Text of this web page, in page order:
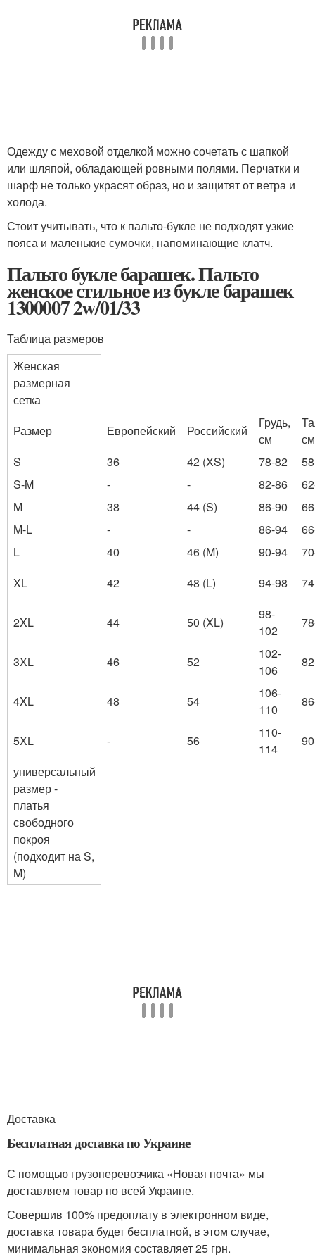
Одежду с меховой отделкой можно сочетать с шапкой
или шляпой, обладающей ровными полями. Перчатки и
шарф не только украсят образ, но и защитят от ветра и
холода.
Стоит учитывать, что к пальто-букле не подходят узкие
пояса и маленькие сумочки, напоминающие клатч.
Пальто букле барашек. Пальто
женское стильное из букле барашек
1300007 2w/01/33
Таблица размеров
Женская
размерная
сетка
Размер
Европейский Российский
Грудь,
см
см
S
36 42 (XS) 78-82
S-M
- - 82-86
M
38 44 (S) 86-90
M-L
- - 86-94
L
40 46 (M) 90-94
XL
42 48 (L) 94-98
2XL 44 50 (XL)
98-
102
3XL 46 52
102-
106
4XL 48 54
106-
110
5XL - 56
110-
114
универсальный
размер -
платья
свободного
покроя
(подходит на S,
M)
Доставка
Бесплатная доставка по Украине
С помощью грузоперевозчика «Новая почта» мы
доставляем товар по всей Украине.
Совершив 100% предоплату в электронном виде,
доставка товара будет бесплатной, в этом случае,
минимальная экономия составляет 25 грн.